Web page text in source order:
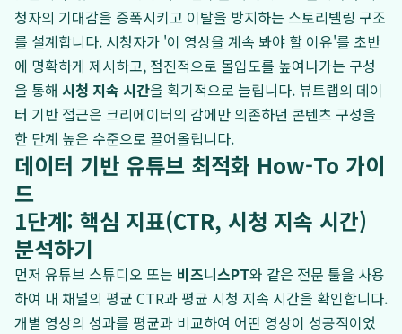
청자의 기대감을 증폭시키고 이탈을 방지하는 스토리텔링 구조
를 설계합니다. 시청자가 '이 영상을 계속 봐야 할 이유'를 초반
에 명확하게 제시하고, 점진적으로 몰입도를 높여나가는 구성
을 통해 시청 지속 시간을 획기적으로 늘립니다. 뷰트랩의 데이
터 기반 접근은 크리에이터의 감에만 의존하던 콘텐츠 구성을
한 단계 높은 수준으로 끌어올립니다.
데이터 기반 유튜브 최적화 How-To 가이
드
1단계: 핵심 지표(CTR, 시청 지속 시간)
분석하기
먼저 유튜브 스튜디오 또는 비즈니스PT와 같은 전문 툴을 사용
하여 내 채널의 평균 CTR과 평균 시청 지속 시간을 확인합니다.
개별 영상의 성과를 평균과 비교하여 어떤 영상이 성공적이었